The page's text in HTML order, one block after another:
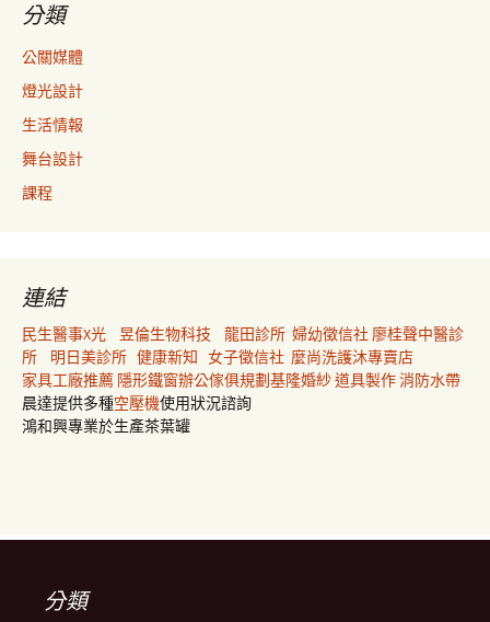
分類
公關媒體
燈光設計
生活情報
舞台設計
課程
連結
民生醫事X光 昱倫生物科技 龍田診所 婦幼徵信社 廖桂聲中醫診
所
明日美診所 健康新知 女子徵信社 麼尚洗護沐專賣店
家具工廠推薦 隱形鐵窗辦公傢俱規劃基隆婚紗道具製作消防水帶
晨達提供多種空壓機使用狀況諮詢
鴻和興專業於生產茶葉罐
分類